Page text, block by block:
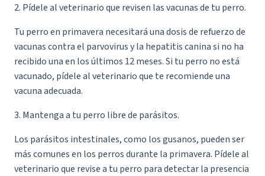
2. Pídele al veterinario que revisen las vacunas de tu perro.
Tu perro en primavera necesitará una dosis de refuerzo de
vacunas contra el parvovirus y la hepatitis canina si no ha
recibido una en los últimos 12 meses. Si tu perro no está
vacunado, pídele al veterinario que te recomiende una
vacuna adecuada.
3. Mantenga a tu perro libre de parásitos.
Los parásitos intestinales, como los gusanos, pueden ser
más comunes en los perros durante la primavera. Pídele al
veterinario que revise a tu perro para detectar la presencia